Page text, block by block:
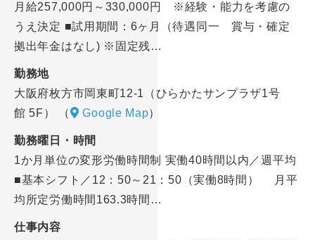
月給257,000円～330,000円 ※経験・能力を考慮の
うえ決定 ■試用期間：6ヶ月（待遇同一 賞与・確定
拠出年金はなし) ※固定残…
勤務地
大阪府枚方市岡東町12-1（ひらかたサンプラザ1号
館 5F）
（ Google Map）
勤務曜日・時間
1か月単位の変形労働時間制 実働40時間以内／週平均
■基本シフト／12：50～21：50（実働8時間） 月平
均所定労働時間163.3時間…
仕事内容